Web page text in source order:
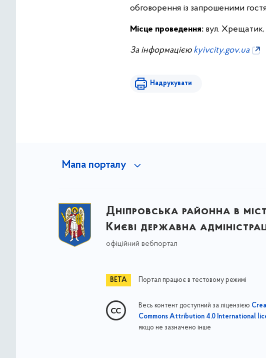
обговорення із запрошеними
Місце проведення:вул. Хрещатик,
За інформацією kyivcity.gov.ua
Надрукувати
Мапа порталу
Дніпровська районна в
Києві державна
офіційний вебпортал
Портал працює в тестовому режимі
Весь контент доступний за ліцензією
Commons Attribution 4.0 International
якщо не зазначено інше